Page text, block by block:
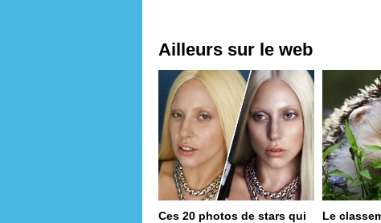
Ailleurs sur le web
Ces 20 photos de stars qui
Le